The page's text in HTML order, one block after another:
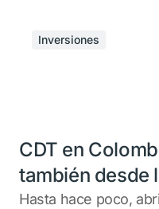
Inversiones
CDT en
también desde
Hasta hace poco,